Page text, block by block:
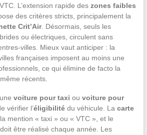
L’extension rapide des zones faibles
des critères stricts, principalement la
Crit’Air. Désormais, seuls les
ou électriques, circulent sans
villes. Mieux vaut anticiper : la
françaises imposent au moins une
ce qui élimine de facto la
récents.
voiture pour taxi ou voiture pour
vérifier l’éligibilitédu véhicule. La carte
mention « taxi » ou « VTC », et le
être réalisé chaque année. Les